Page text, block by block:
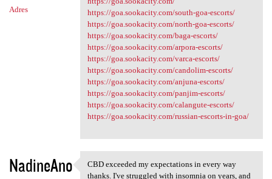
Adres
https://goa.sookacity.com/south-goa-escorts/
https://goa.sookacity.com/north-goa-escorts/
https://goa.sookacity.com/baga-escorts/
https://goa.sookacity.com/arpora-escorts/
https://goa.sookacity.com/varca-escorts/
https://goa.sookacity.com/candolim-escorts/
https://goa.sookacity.com/anjuna-escorts/
https://goa.sookacity.com/panjim-escorts/
https://goa.sookacity.com/calangute-escorts/
https://goa.sookacity.com/russian-escorts-in-goa/
NadineAno CBD exceeded my expectations
CBD exceeded my expectations in every way
thanks. I've struggled with insomnia on years, and